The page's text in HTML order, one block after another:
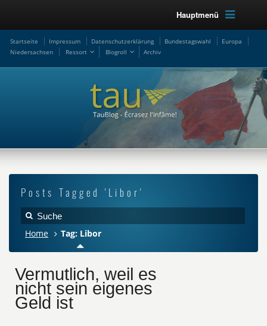
Hauptmenü
Startseite Impressum Datenschutzerklärung Bundestagswahl
Europa
Niedersachsen
Ressort Blogroll Archiv
Posts Tagged 'Libor'
Home Tag: Libor
Vermutlich, weil es
nicht sein eigenes
Geld ist